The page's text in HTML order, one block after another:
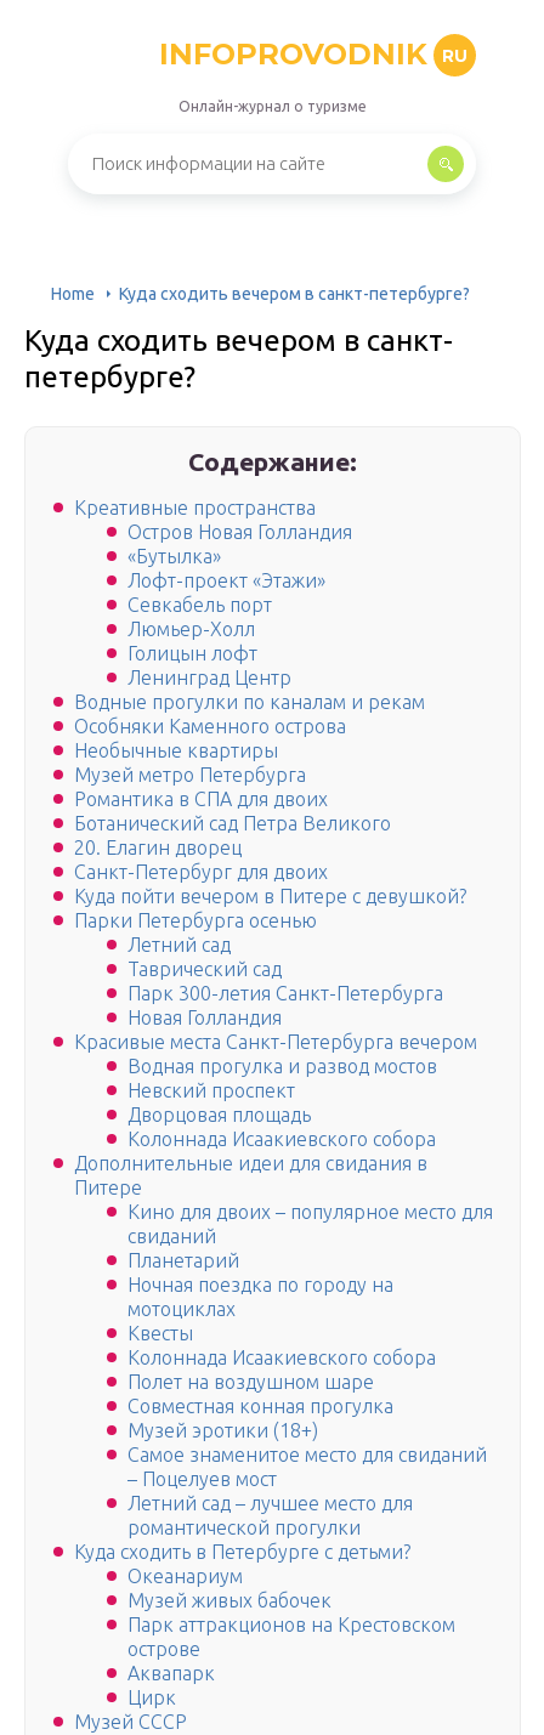
INFOPROVODNIK RU
Онлайн-журнал о туризме
Home Куда сходить вечером в санкт-петербурге?
Куда сходить вечером в санкт-
петербурге?
Содержание:
Креативные пространства
Остров Новая Голландия
«Бутылка»
Лофт-проект «Этажи»
Севкабель порт
Люмьер-Холл
Голицын лофт
Ленинград Центр
Водные прогулки по каналам и рекам
Особняки Каменного острова
Необычные квартиры
Музей метро Петербурга
Романтика в СПА для двоих
Ботанический сад Петра Великого
20. Елагин дворец
Санкт-Петербург для двоих
Куда пойти вечером в Питере с девушкой?
Парки Петербурга осенью
Летний сад
Таврический сад
Парк 300-летия Санкт-Петербурга
Новая Голландия
Красивые места Санкт-Петербурга вечером
Водная прогулка и развод мостов
Невский проспект
Дворцовая площадь
Колоннада Исаакиевского собора
Дополнительные идеи для свидания в
Питере
Кино для двоих – популярное место для
свиданий
Планетарий
Ночная поездка по городу на
мотоциклах
Квесты
Колоннада Исаакиевского собора
Полет на воздушном шаре
Совместная конная прогулка
Музей эротики (18+)
Самое знаменитое место для свиданий
– Поцелуев мост
Летний сад – лучшее место для
романтической прогулки
Куда сходить в Петербурге с детьми?
Океанариум
Музей живых бабочек
Парк аттракционов на Крестовском
острове
Аквапарк
Цирк
Музей СССР